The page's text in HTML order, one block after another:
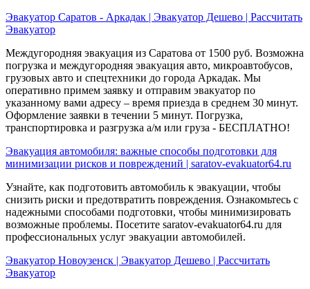
Эвакуатор Саратов - Аркадак | Эвакуатор Дешево | Рассчитать
Эвакуатор
Междугородняя эвакуация из Саратова от 1500 руб. Возможна
погрузка и междугородняя эвакуация авто, микроавтобусов,
грузовых авто и спецтехники до города Аркадак. Мы
оперативно примем заявку и отправим эвакуатор по
указанному вами адресу – время приезда в среднем 30 минут.
Оформление заявки в течении 5 минут. Погрузка,
транспортировка и разгрузка а/м или груза - БЕСПЛАТНО!
Эвакуация автомобиля: важные способы подготовки для
минимизации рисков и повреждений | saratov-evakuator64.ru
Узнайте, как подготовить автомобиль к эвакуации, чтобы
снизить риски и предотвратить повреждения. Ознакомьтесь с
надежными способами подготовки, чтобы минимизировать
возможные проблемы. Посетите saratov-evakuator64.ru для
профессиональных услуг эвакуации автомобилей.
Эвакуатор Новоузенск | Эвакуатор Дешево | Рассчитать
Эвакуатор